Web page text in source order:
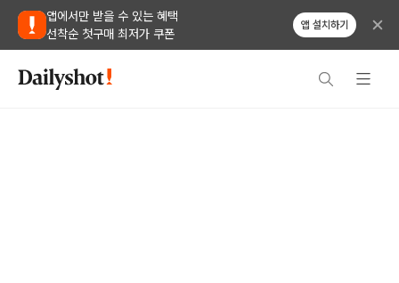
앱에서만 받을 수 있는 혜택
선착순 첫구매 최저가 쿠폰
앱 설치하기